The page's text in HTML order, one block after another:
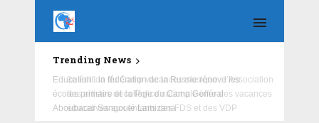
Trending News
Education : la fédération de la Russie rénove les
écoles primaire et collège du Camp Général
Aboubacar Sangoulé Lamizana